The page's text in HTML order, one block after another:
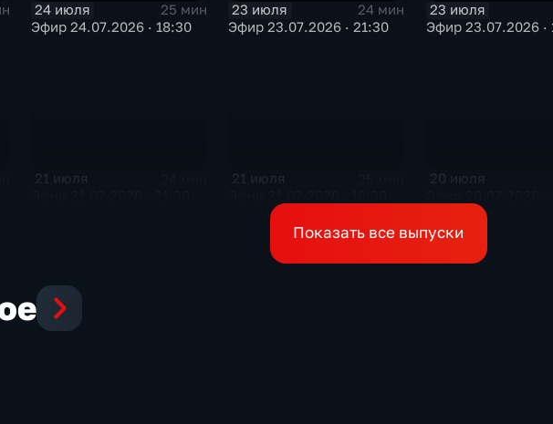
24 июля
25 мин
Эфир 24.07.2026 · 18:30
23 июля
24 мин
Эфир 23.07.2026 · 21:30
23 июля
Эфир 23.07.2026 ·
21 июля 21 июля 20 июля
Показать все выпуски